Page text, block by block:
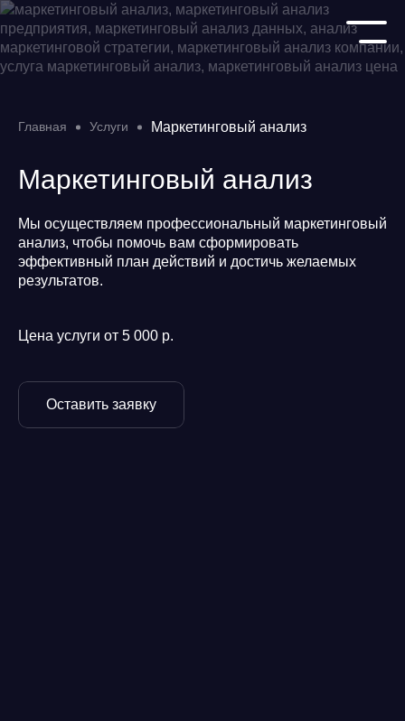
Главная Услуги Маркетинговый анализ
Маркетинговый анализ
Мы осуществляем профессиональный маркетинговый
анализ, чтобы помочь вам сформировать
эффективный план действий и достичь желаемых
результатов.
Цена услуги от 5 000 р.
Оставить заявку